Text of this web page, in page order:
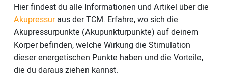
Hier findest du alle Informationen und Artikel über die
Akupressuraus der TCM. Erfahre, wo sich die
Akupressurpunkte (Akupunkturpunkte) auf deinem
Körper befinden, welche Wirkung die Stimulation
dieser energetischen Punkte haben und die Vorteile,
die du daraus ziehen kannst.